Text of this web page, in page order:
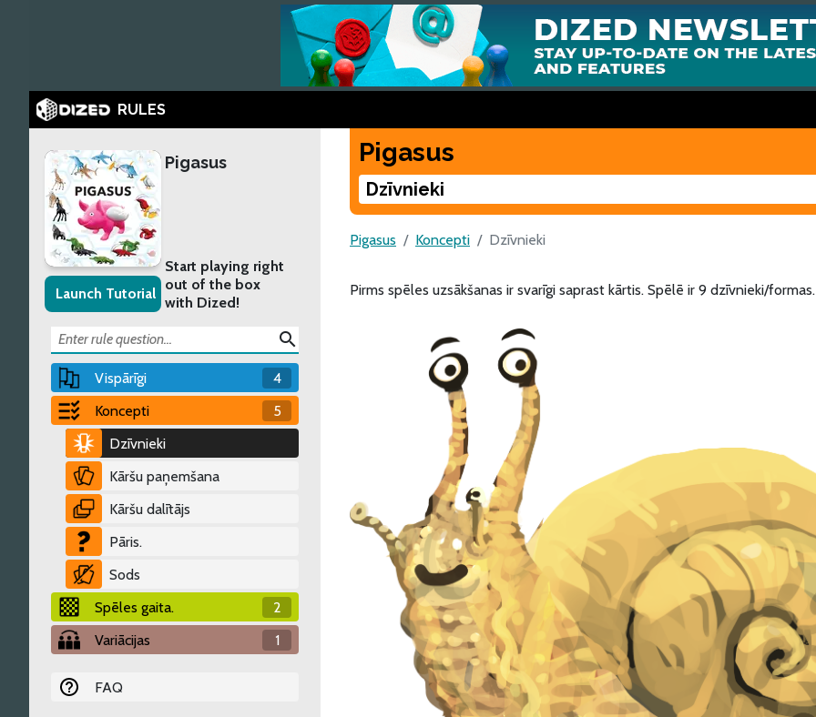
RULES
Launch Tutorial
Pigasus
Start playing right
out of the box
with Dized!
search
Vispārīgi
4
Koncepti
5
Dzīvnieki
Kāršu paņemšana
Kāršu dalītājs
Pāris.
Sods
Spēles gaita.
2
Variācijas
1
FAQ
Pigasus
Dzīvnieki
Pigasus Koncepti Dzīvnieki
Pirms spēles uzsākšanas ir svarīgi saprast kārtis. Spēlē ir 9 dzīvnieki/formas.